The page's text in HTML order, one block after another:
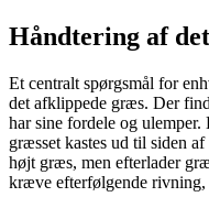
Håndtering af
Et centralt spørgsmål for
det afklippede græs. Der
har sine fordele og
græsset kastes ud til siden
højt græs, men efterlader
kræve efterfølgende